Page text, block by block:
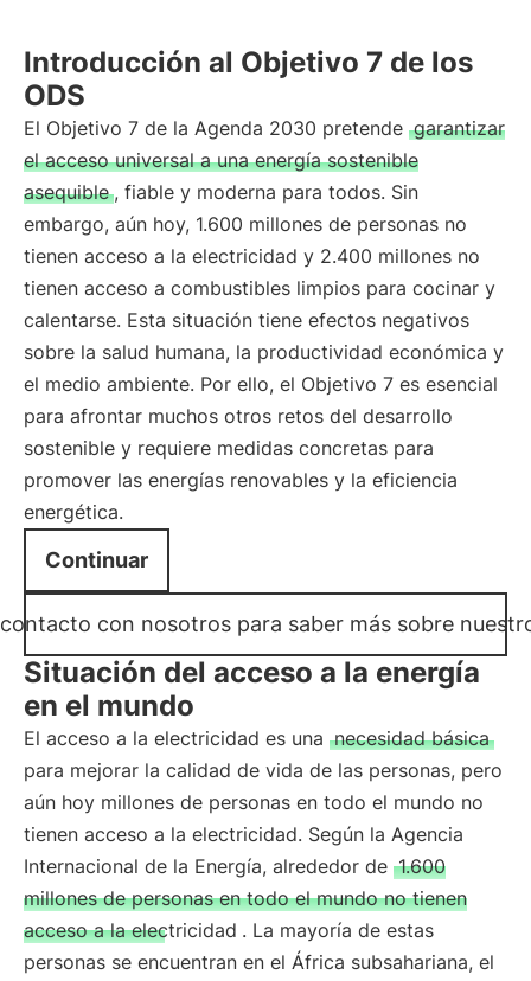
Introducción al Objetivo 7 de los
ODS
El Objetivo 7 de la Agenda 2030 pretende garantizar
el acceso universal a una energía sostenible
asequible , fiable y moderna para todos. Sin
embargo, aún hoy, 1.600 millones de personas no
tienen acceso a la electricidad y 2.400 millones no
tienen acceso a combustibles limpios para cocinar y
calentarse. Esta situación tiene efectos negativos
sobre la salud humana, la productividad económica y
el medio ambiente. Por ello, el Objetivo 7 es esencial
para afrontar muchos otros retos del desarrollo
sostenible y requiere medidas concretas para
promover las energías renovables y la eficiencia
energética.
Continuar
con nosotros para saber más sobre
Situación del acceso a la energía
en el mundo
El acceso a la electricidad es una necesidad básica
para mejorar la calidad de vida de las personas, pero
aún hoy millones de personas en todo el mundo no
tienen acceso a la electricidad. Según la Agencia
Internacional de la Energía, alrededor de 1.600
millones de personas en todo el mundo no tienen
acceso a la electricidad . La mayoría de estas
personas se encuentran en el África subsahariana, el